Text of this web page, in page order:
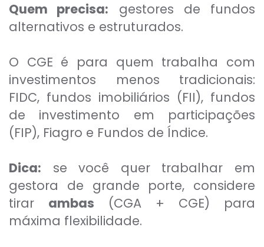
Quem precisa: gestores de fundos
alternativos e estruturados.
O CGE é para quem trabalha com
investimentos menos tradicionais:
FIDC, fundos imobiliários (FII), fundos
de investimento em participações
(FIP), Fiagro e Fundos de Índice.
Dica: se você quer trabalhar em
gestora de grande porte, considere
tirar ambas (CGA + CGE) para
máxima flexibilidade.